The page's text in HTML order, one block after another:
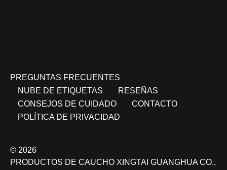
PREGUNTAS FRECUENTES
NUBE DE ETIQUETAS
RESEÑAS
CONSEJOS DE CUIDADO
CONTACTO
POLÍTICA DE PRIVACIDAD
© 2026
PRODUCTOS DE CAUCHO XINGTAI GUANGHUA CO.,